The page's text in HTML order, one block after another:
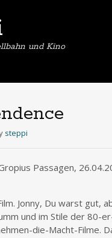
und Kino
steppi
Passagen,
Jonny, Du warst gut,
und im Stile der 80-
die-Macht-Filme.